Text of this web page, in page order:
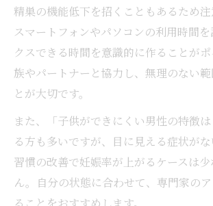
精巣の機能低下を招くこともあるため注
スマートフォンやパソコンの利用時間
クスできる時間を意識的に作ることが
族やパートナーと協力し、無理のない
とが大切です。
また、「子供ができにくい男性の特徴
る方も多いですが、目に見える症状が
習慣の改善で妊娠率が上がるケースは
ん。自分の状態に合わせて、専門家の